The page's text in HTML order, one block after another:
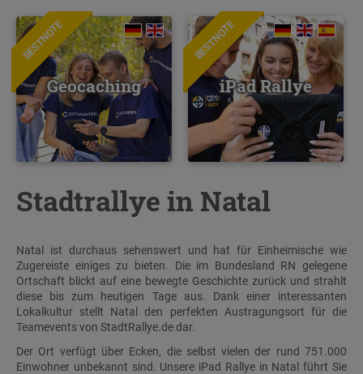
BESTNOTE
Geocaching
BESTNOTE
iPad Rallye
Stadtrallye in Natal
Natal ist durchaus sehenswert und hat für Einheimische wie
Zugereiste einiges zu bieten. Die im Bundesland RN gelegene
Ortschaft blickt auf eine bewegte Geschichte zurück und strahlt
diese bis zum heutigen Tage aus. Dank einer interessanten
Lokalkultur stellt Natal den perfekten Austragungsort für die
Teamevents von StadtRallye.de dar.
Der Ort verfügt über Ecken, die selbst vielen der rund 751.000
Einwohner unbekannt sind. Unsere iPad Rallye in Natal führt Sie